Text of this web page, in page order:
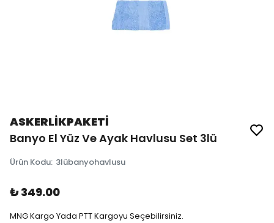
ASKERLİKPAKETİ
Banyo El Yüz Ve Ayak Havlusu Set 3lü
Ürün Kodu: 3lübanyohavlusu
₺ 349.00
MNG Kargo Yada PTT Kargoyu Seçebilirsiniz.